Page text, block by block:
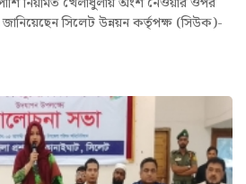
সিলেট উন্নয়ন কর্তৃপক্ষ (সিউক)-